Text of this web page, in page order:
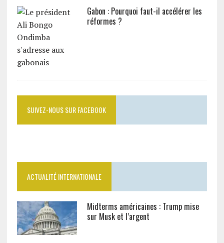
Gabon : Pourquoi faut-il accélérer les
réformes ?
SUIVEZ-NOUS SUR FACEBOOK
ACTUALITÉ INTERNATIONALE
Midterms américaines : Trump mise
sur Musk et l’argent